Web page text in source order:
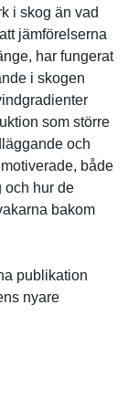
i skog än vad
jämförelse­rna
har fungerat
i skogen
som större
och
både
och hur de
bakom
publikatio­n
nyare